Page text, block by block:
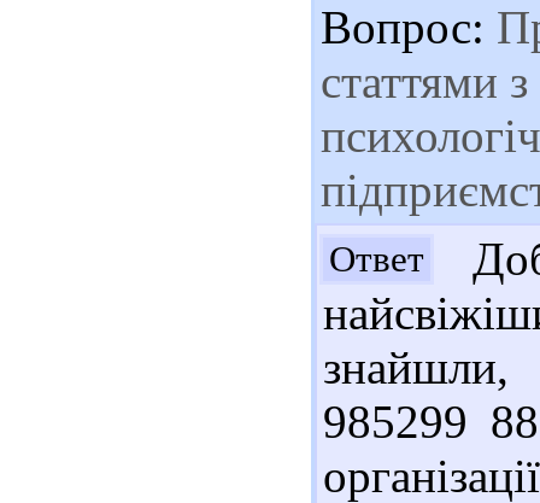
Вопрос:
статтями
Ответ
985299